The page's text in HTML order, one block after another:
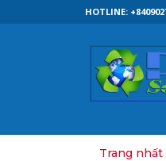
HOTLINE:
Trang nhất